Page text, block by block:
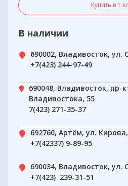
Купить в 1
В наличии
690002, Владивосток, ул.
+7(423) 244-97-49
690048, Владивосток, пр-
Владивостока, 55
7(423) 271-35-37
692760, Артём, ул.
+7(42337) 9-89-95
690034, Владивосток, ул.
+7(423) 239-31-51